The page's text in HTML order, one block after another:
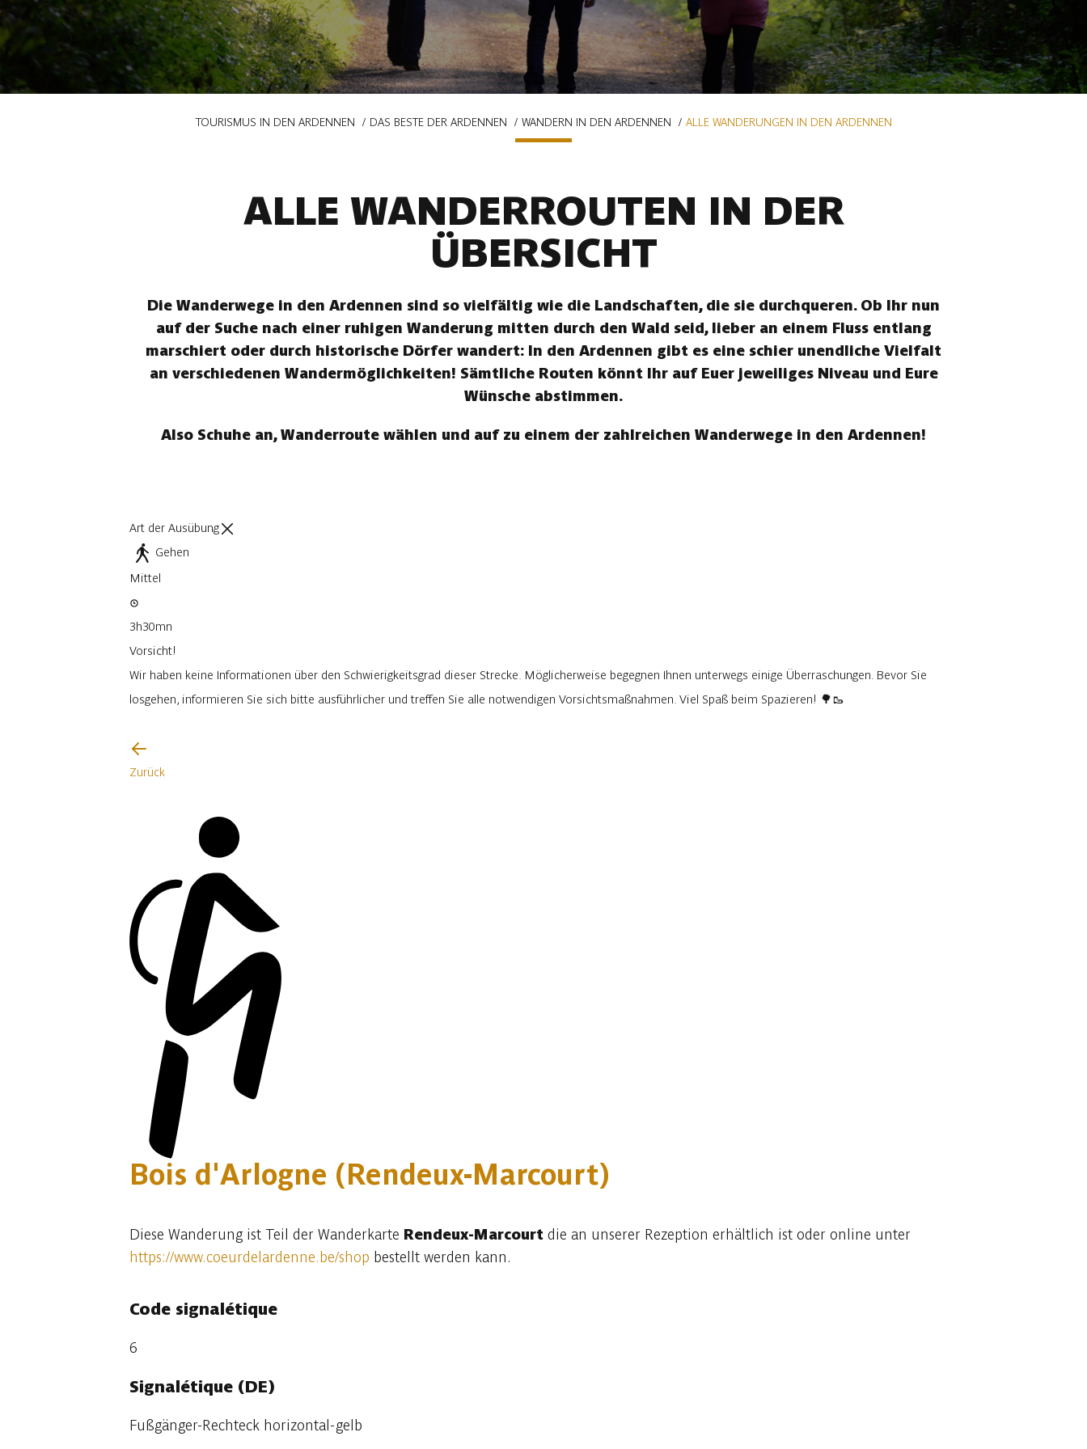
TOURISMUS IN DEN ARDENNEN DAS BESTE DER ARDENNEN WANDERN IN DEN ARDENNEN ALLE WANDERUNGEN IN DEN ARDENNEN
ALLE WANDERROUTEN IN DER
ÜBERSICHT
Die Wanderwege in den Ardennen sind so vielfältig wie die Landschaften, die sie durchqueren. Ob Ihr nun
auf der Suche nach einer ruhigen Wanderung mitten durch den Wald seid, lieber an einem Fluss entlang
marschiert oder durch historische Dörfer wandert: In den Ardennen gibt es eine schier unendliche Vielfalt
an verschiedenen Wandermöglichkeiten! Sämtliche Routen könnt Ihr auf Euer jeweiliges Niveau und Eure
Wünsche abstimmen.
Also Schuhe an, Wanderroute wählen und auf zu einem der zahlreichen Wanderwege in den Ardennen!
Art der Ausübung
Gehen
Mittel
3h30mn
Vorsicht!
Wir haben keine Informationen über den Schwierigkeitsgrad dieser Strecke. Möglicherweise begegnen Ihnen unterwegs einige Überraschungen. Bevor Sie
losgehen, informieren Sie sich bitte ausführlicher und treffen Sie alle notwendigen Vorsichtsmaßnahmen. Viel Spaß beim Spazieren! 🌳🥾
Zurück
Bois d'Arlogne (Rendeux-Marcourt)
Diese Wanderung ist Teil der Wanderkarte Rendeux-Marcourt die an unserer Rezeption erhältlich ist oder online unter
https://www.coeurdelardenne.be/shop bestellt werden kann.
Code signalétique
6
Signalétique (DE)
Fußgänger-Rechteck horizontal-gelb